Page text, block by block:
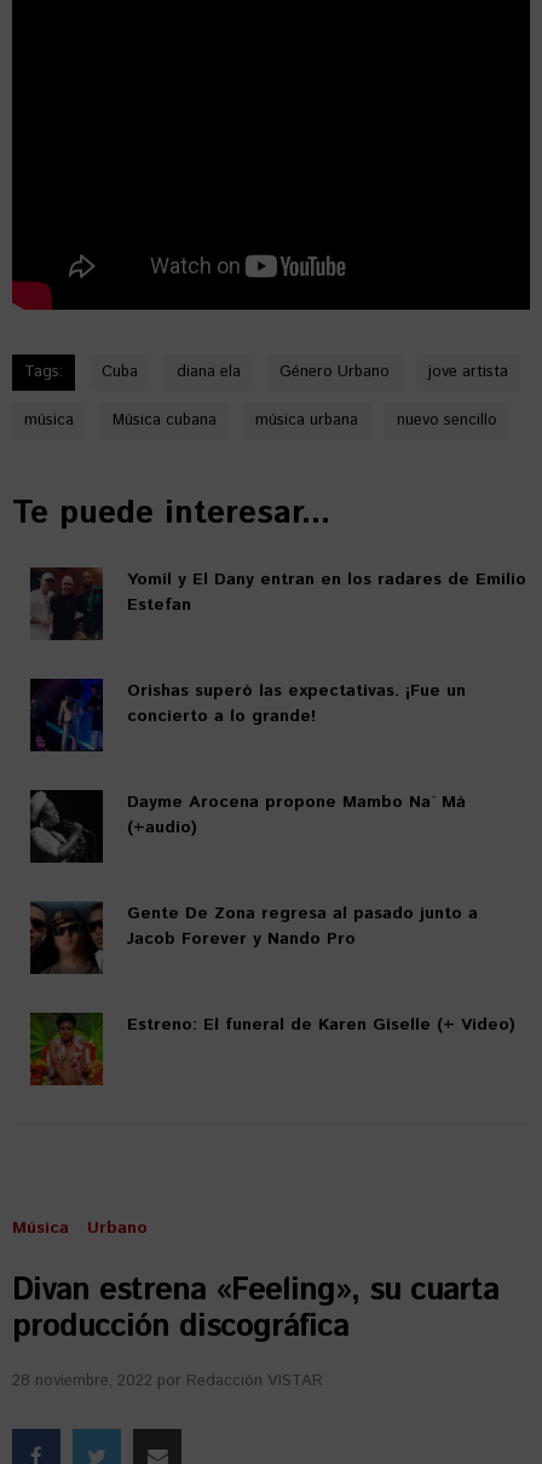
Tags: Cuba diana ela Género Urbano jove artista
música Música cubana música urbana nuevo sencillo
Te puede interesar...
Yomil y El Dany entran en los radares de Emilio
Estefan
Orishas superó las expectativas. ¡Fue un
concierto a lo grande!
Dayme Arocena propone Mambo Na´ Má
(+audio)
Gente De Zona regresa al pasado junto a
Jacob Forever y Nando Pro
Estreno: El funeral de Karen Giselle (+ Video)
Música Urbano
Divan estrena «Feeling», su cuarta
producción discográfica
28 noviembre, 2022 por Redacción VISTAR